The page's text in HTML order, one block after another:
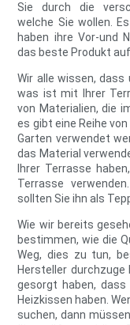
Sie durch die
welche Sie wollen.
haben ihre Vor-und
das beste Produkt
Wir alle wissen,
was ist mit Ihrer
von Materialien, die
es gibt eine Reihe
Garten verwendet
das Material
Ihrer Terrasse
Terrasse
sollten Sie ihn als
Wie wir bereits
bestimmen, wie die
Weg, dies zu tun,
Hersteller
gesorgt haben,
Heizkissen haben.
suchen, dann